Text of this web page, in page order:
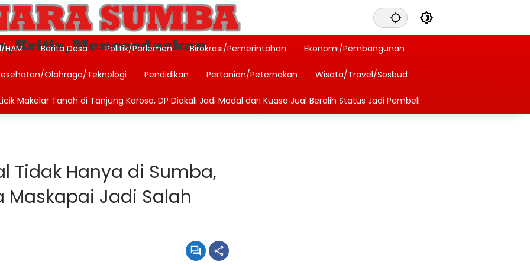
HAM Berita Desa Politik/Parlemen Birokrasi/Pemerintahan Ekonomi/Pembangunan
Olahraga/Teknologi Pendidikan Pertanian/Peternakan Wisata/Travel/Sosbud
Makelar Tanah di Tanjung Karoso, DP Diakali Jadi Modal dari Kuasa Jual Beralih Status Jadi Pembeli
Tidak Hanya di Sumba,
Jadi Salah